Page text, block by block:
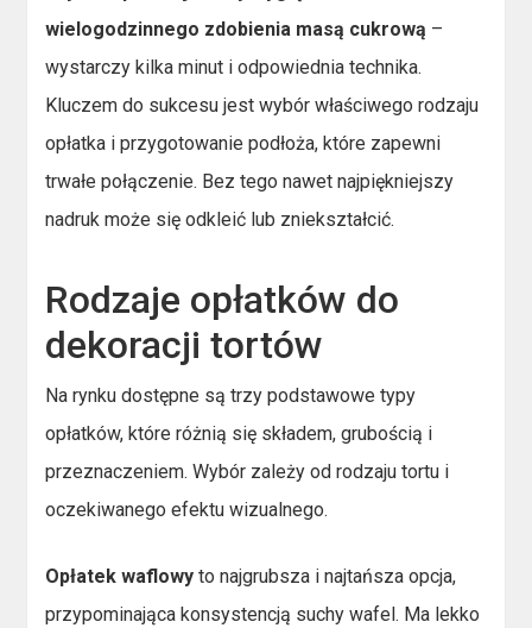
wielogodzinnego zdobienia masą cukrową –
wystarczy kilka minut i odpowiednia technika.
Kluczem do sukcesu jest wybór właściwego rodzaju
opłatka i przygotowanie podłoża, które zapewni
trwałe połączenie. Bez tego nawet najpiękniejszy
nadruk może się odkleić lub zniekształcić.
Rodzaje opłatków do
dekoracji tortów
Na rynku dostępne są trzy podstawowe typy
opłatków, które różnią się składem, grubością i
przeznaczeniem. Wybór zależy od rodzaju tortu i
oczekiwanego efektu wizualnego.
Opłatek waflowy to najgrubsza i najtańsza opcja,
przypominająca konsystencją suchy wafel. Ma lekko